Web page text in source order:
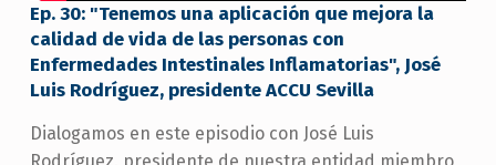
Ep. 30: "Tenemos una aplicación que mejora la
calidad de vida de las personas con
Enfermedades Intestinales Inflamatorias", José
Luis Rodríguez, presidente ACCU Sevilla
Dialogamos en este episodio con José Luis